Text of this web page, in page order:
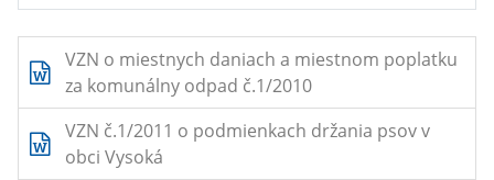
VZN o miestnych daniach a miestnom poplatku
za komunálny odpad č.1/2010
VZN č.1/2011 o podmienkach držania psov v
obci Vysoká